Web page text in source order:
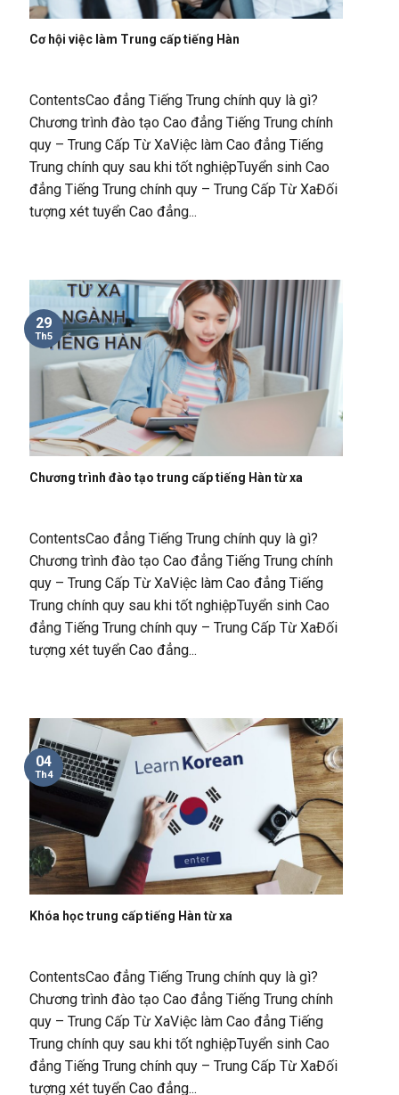
Cơ hội việc làm Trung cấp tiếng Hàn
ContentsCao đẳng Tiếng Trung chính quy là gì?
Chương trình đào tạo Cao đẳng Tiếng Trung chính
quy – Trung Cấp Từ XaViệc làm Cao đẳng Tiếng
Trung chính quy sau khi tốt nghiệpTuyển sinh Cao
đẳng Tiếng Trung chính quy – Trung Cấp Từ XaĐối
tượng xét tuyển Cao đẳng...
Chương trình đào tạo trung cấp tiếng Hàn từ xa
ContentsCao đẳng Tiếng Trung chính quy là gì?
Chương trình đào tạo Cao đẳng Tiếng Trung chính
quy – Trung Cấp Từ XaViệc làm Cao đẳng Tiếng
Trung chính quy sau khi tốt nghiệpTuyển sinh Cao
đẳng Tiếng Trung chính quy – Trung Cấp Từ XaĐối
tượng xét tuyển Cao đẳng...
29
Th5
Khóa học trung cấp tiếng Hàn từ xa
ContentsCao đẳng Tiếng Trung chính quy là gì?
Chương trình đào tạo Cao đẳng Tiếng Trung chính
quy – Trung Cấp Từ XaViệc làm Cao đẳng Tiếng
Trung chính quy sau khi tốt nghiệpTuyển sinh Cao
đẳng Tiếng Trung chính quy – Trung Cấp Từ XaĐối
tượng xét tuyển Cao đẳng...
04
Th4